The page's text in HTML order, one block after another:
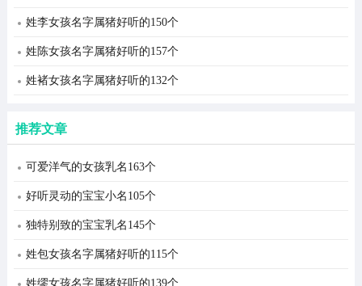
姓李女孩名字属猪好听的150个
姓陈女孩名字属猪好听的157个
姓褚女孩名字属猪好听的132个
推荐文章
可爱洋气的女孩乳名163个
好听灵动的宝宝小名105个
独特别致的宝宝乳名145个
姓包女孩名字属猪好听的115个
姓缪女孩名字属猪好听的139个